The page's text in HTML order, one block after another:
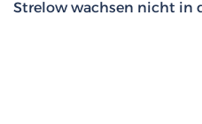
Strelow wachsen nicht in